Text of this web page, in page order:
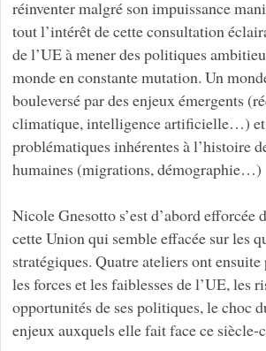
réinventer malgré son impuissance
tout l’intérêt de cette consultation
de l’UE à mener des politiques
monde en constante mutation. Un
bouleversé par des enjeux émergents
climatique, intelligence artificielle…) et
problématiques inhérentes à l’histoire
humaines (migrations, démographie…)
Nicole Gnesotto s’est d’abord efforcée
cette Union qui semble effacée sur les
stratégiques. Quatre ateliers ont
les forces et les faiblesses de l’UE, les
opportunités de ses politiques, le choc
enjeux auxquels elle fait face ce siècle-